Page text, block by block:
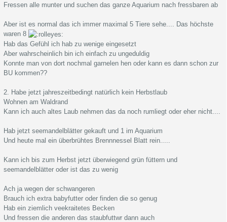
Fressen alle munter und suchen das ganze Aquarium nach fressbaren ab
Aber ist es normal das ich immer maximal 5 Tiere sehe.... Das höchste
waren 8
Hab das Gefühl ich hab zu wenige eingesetzt
Aber wahrscheinlich bin ich einfach zu ungeduldig
Konnte man von dort nochmal garnelen hen oder kann es dann schon zur
BU kommen??
2. Habe jetzt jahreszeitbedingt natürlich kein Herbstlaub
Wohnen am Waldrand
Kann ich auch altes Laub nehmen das da noch rumliegt oder eher nicht....
Hab jetzt seemandelblätter gekauft und 1 im Aquarium
Und heute mal ein überbrühtes Brennnessel Blatt rein.....
Kann ich bis zum Herbst jetzt überwiegend grün füttern und
seemandelblätter oder ist das zu wenig
Ach ja wegen der schwangeren
Brauch ich extra babyfutter oder finden die so genug
Hab ein ziemlich veekraitetes Becken
Und fressen die anderen das staubfuttwr dann auch